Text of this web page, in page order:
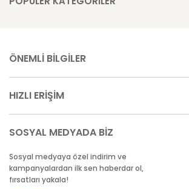
ÖNEMLİ BİLGİLER
HIZLI ERİŞİM
SOSYAL MEDYADA BİZ
Sosyal medyaya özel indirim ve
kampanyalardan ilk sen haberdar ol,
fırsatları yakala!